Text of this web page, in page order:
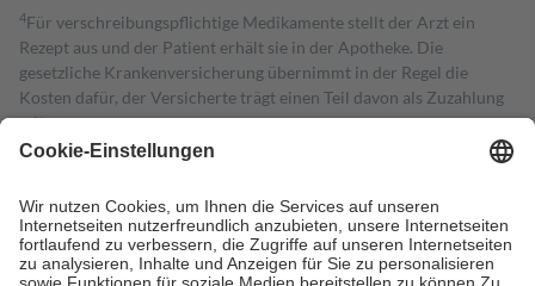
4Für verschreibungspflichtige Medikamente stellt der Arzt ein
Rezept aus und der Patient erhält sie in der Apotheke. Die
gesetzliche Krankenversicherung übernimmt in der Regel die
Kosten dafür, der Versicherte trägt einen Teil davon als Zuzahlung
mit.
Grundsätzlich leisten Mitglieder Zuzahlungen in Höhe von zehn
höchstens zehn Euro.
Es sind jedoch nie mehr als die tatsächlichen
Kosten der Leistung zu entrichten.
Diese Regeln gelten grundsätzlich auch für Online-Apotheken.
Bei Heilmitteln und häuslicher Krankenpflege beträgt die